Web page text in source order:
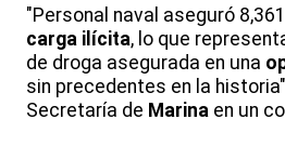
"Personal naval aseguró
carga ilícita, lo que
de droga asegurada en una
sin precedentes en la
Secretaría de Marina en un